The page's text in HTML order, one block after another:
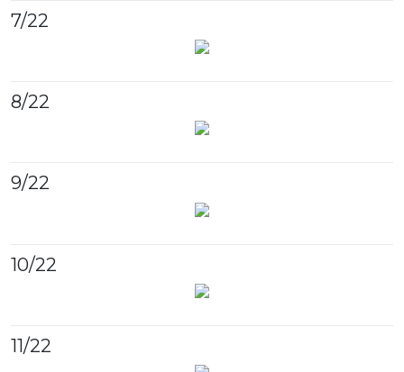
7/22
8/22
9/22
10/22
11/22